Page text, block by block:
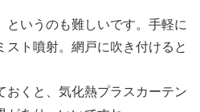
というのも難しいです。手軽に
スト噴射。網戸に吹き付けると
おくと、気化熱プラスカーテン